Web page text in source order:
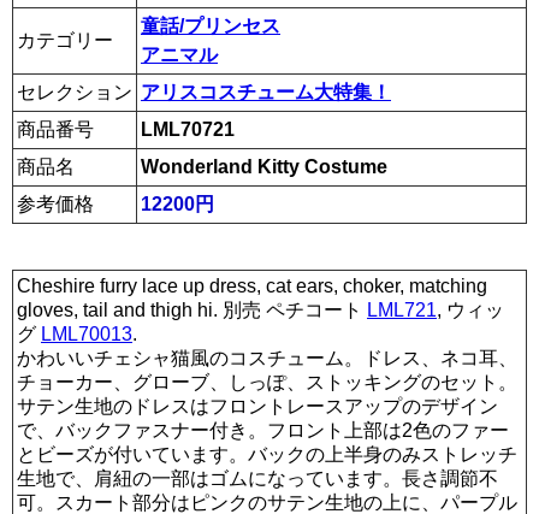
カテゴリー
童話/プリンセス
アニマル
セレクション アリスコスチューム大特集！
商品番号
LML70721
商品名
Wonderland Kitty Costume
参考価格
12200円
Cheshire furry lace up dress, cat ears, choker, matching
gloves, tail and thigh hi. 別売 ペチコート
LML721, ウィッ
グ LML70013.
かわいいチェシャ猫風のコスチューム。ドレス、ネコ耳、
チョーカー、グローブ、しっぽ、ストッキングのセット。
サテン生地のドレスはフロントレースアップのデザイン
で、バックファスナー付き。フロント上部は2色のファー
とビーズが付いています。バックの上半身のみストレッチ
生地で、肩紐の一部はゴムになっています。長さ調節不
可。スカート部分はピンクのサテン生地の上に、パープル